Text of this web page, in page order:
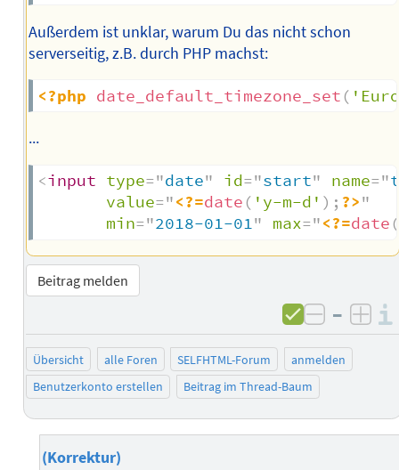
Außerdem ist unklar, warum Du das nicht schon
serverseitig, z.B. durch PHP machst:
<?php date_default_timezone_set (
...
<input type="date" id="start" name="
value="<?=date ( 'y-m-d' ) ; ?>"
min="2018-01-01" max="<?=date (
Beitrag melden
negativ
–
Übersicht alle Foren SELFHTML-Forum
anmelden
Benutzerkonto erstellen
Beitrag im Thread-Baum
(Korrektur)